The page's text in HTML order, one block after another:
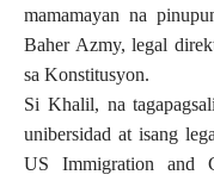
mamamayan na
Baher Azmy, legal
sa Konstitusyon.
Si Khalil, na
unibersidad at isang
US Immigration and